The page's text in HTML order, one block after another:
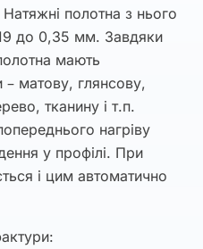
полотна з нього
до 0,35 мм. Завдяки
мають
– матову, глянсову,
тканину і т.п.
нагріву
у профілі. При
і цим автоматично